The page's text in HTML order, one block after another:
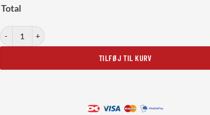
Total
Floral Tapestry No. 02 antal
TILFØJ TIL KURV